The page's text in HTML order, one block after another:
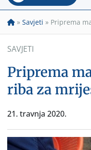
» Savjeti » Priprema
SAVJETI
Priprema
riba za
21. travnja 2020.